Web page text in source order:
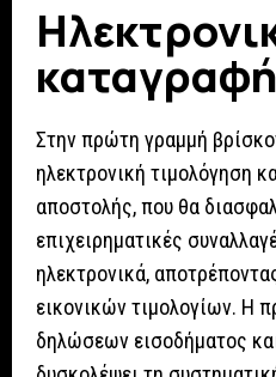
καταγραφή
Στην πρώτη γραμμή
ηλεκτρονική τιμολόγηση
αποστολής, που θα
επιχειρηματικές
ηλεκτρονικά,
εικονικών τιμολογίων. Η
δηλώσεων εισοδήματος